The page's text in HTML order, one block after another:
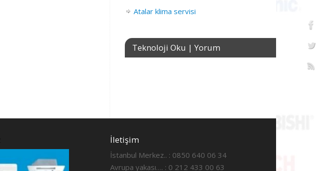
Atalar klima servisi
Teknoloji Oku | Yorum
İletişim
İstanbul Merkez.. : 0850 640 06 34
Avrupa yakası…. : 0 212 433 00 63